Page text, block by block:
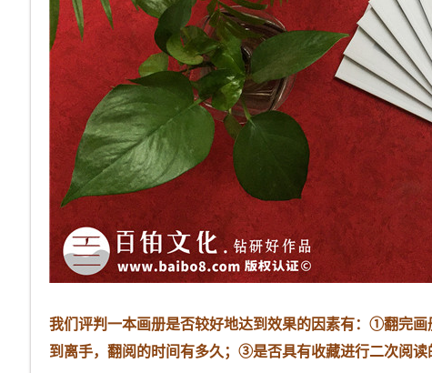
我们评判一本画册是否较好地达到效果的因素有：①翻完
到离手，翻阅的时间有多久；③是否具有收藏进行二次阅读